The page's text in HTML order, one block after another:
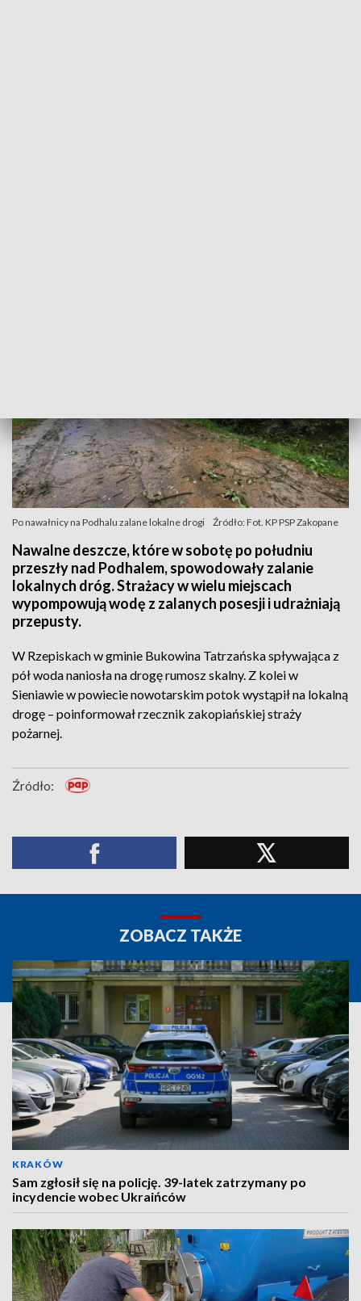
Po nawałnicy na Podhalu zalane lokalne drogi Źródło: Fot. KP PSP Zakopane
Nawalne deszcze, które w sobotę po południu
przeszły nad Podhalem, spowodowały zalanie
lokalnych dróg. Strażacy w wielu miejscach
wypompowują wodę z zalanych posesji i udrażniają
przepusty.
W Rzepiskach w gminie Bukowina Tatrzańska spływająca z
pół woda naniosła na drogę rumosz skalny. Z kolei w
Sieniawie w powiecie nowotarskim potok wystąpił na lokalną
drogę – poinformował rzecznik zakopiańskiej straży
pożarnej.
Źródło:
ZOBACZ TAKŻE
KRAKÓW
Sam zgłosił się na policję. 39-latek zatrzymany po
incydencie wobec Ukraińców